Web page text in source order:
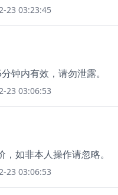
23 03:23:45
钟内有效，请勿泄露。
23 03:06:53
如非本人操作请忽略。
23 03:06:53